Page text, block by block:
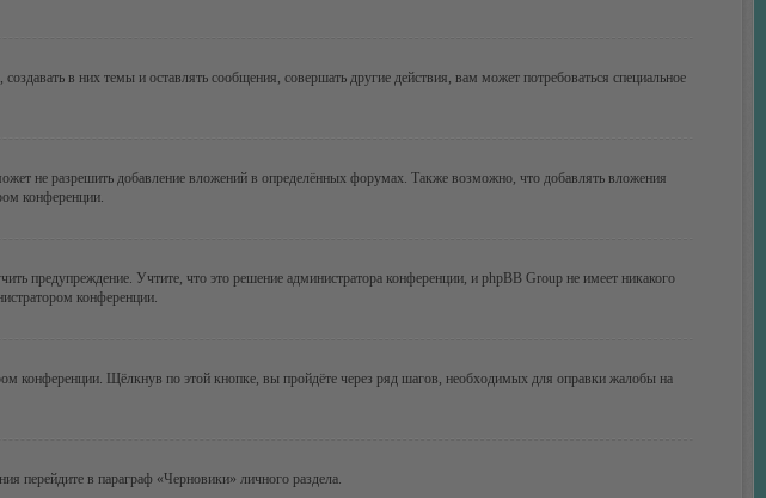
в них темы и оставлять сообщения, совершать другие действия, вам может потребоваться специальное
не разрешить добавление вложений в определённых форумах. Также возможно, что добавлять вложения
конференции.
предупреждение. Учтите, что это решение администратора конференции, и phpBB Group не имеет никакого
конференции.
конференции. Щёлкнув по этой кнопке, вы пройдёте через ряд шагов, необходимых для оправки жалобы на
перейдите в параграф «Черновики» личного раздела.